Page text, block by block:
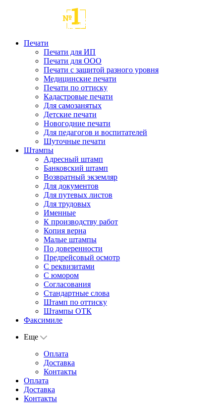
Печати
Печати для ИП
Печати для ООО
Печати с защитой разного уровня
Медицинские печати
Печати по оттиску
Кадастровые печати
Для самозанятых
Детские печати
Новогодние печати
Для педагогов и воспитателей
Шуточные печати
Штампы
Адресный штамп
Банковский штамп
Возвратный экземляр
Для документов
Для путевых листов
Для трудовых
Именные
К производству работ
Копия верна
Малые штампы
По доверенности
Предрейсовый осмотр
С реквизитами
С юмором
Согласования
Стандартные слова
Штамп по оттиску
Штампы ОТК
Факсимиле
Еще
Оплата
Доставка
Контакты
Оплата
Доставка
Контакты